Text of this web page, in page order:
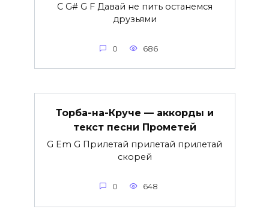
C G# G F Давай не пить останемся
друзьями
0 686
Торба-на-Круче — аккорды и
текст песни Прометей
G Em G Прилетай прилетай прилетай
скорей
0 648